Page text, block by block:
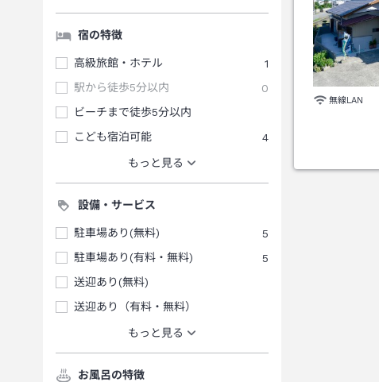
宿の特徴
高級旅館・ホテル
1
駅から徒歩5分以内
0
ビーチまで徒歩5分以内
こども宿泊可能
4
もっと見る
設備・サービス
駐車場あり(無料)
5
駐車場あり(有料・無料)
5
送迎あり(無料)
送迎あり（有料・無料）
もっと見る
お風呂の特徴
無線LAN